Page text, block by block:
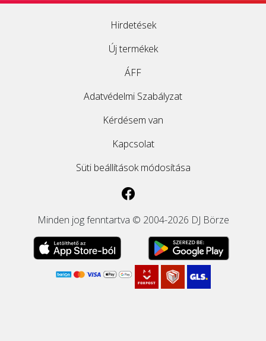
Hirdetések
Új termékek
ÁFF
Adatvédelmi Szabályzat
Kérdésem van
Kapcsolat
Süti beállítások módosítása
Minden jog fenntartva © 2004-2026 DJ Börze